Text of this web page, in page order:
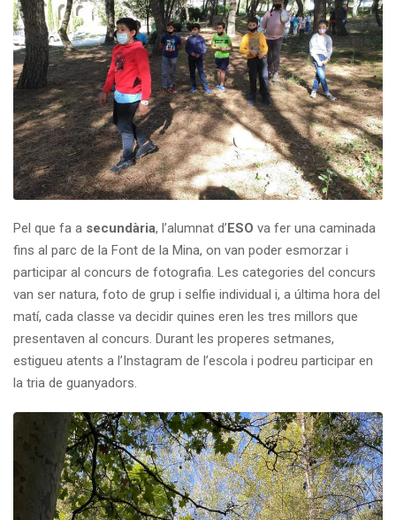
Pel que fa a secundària, l’alumnat d’ESO va fer una caminada
fins al parc de la Font de la Mina, on van poder esmorzar i
participar al concurs de fotografia. Les categories del concurs
van ser natura, foto de grup i selfie individual i, a última hora del
matí, cada classe va decidir quines eren les tres millors que
presentaven al concurs. Durant les properes setmanes,
estigueu atents a l’Instagram de l’escola i podreu participar en
la tria de guanyadors.